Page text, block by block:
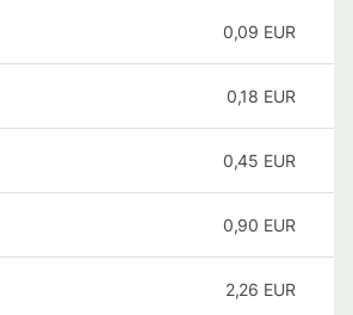
0,09 EUR
0,18 EUR
0,45 EUR
0,90 EUR
2,26 EUR